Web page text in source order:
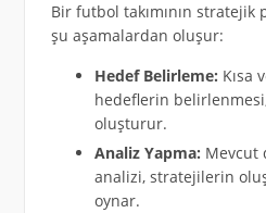
Bir futbol takımının stratejik
şu aşamalardan oluşur:
Hedef Belirleme: Kısa
hedeflerin
oluşturur.
Analiz Yapma: Mevcut
analizi, stratejilerin
oynar.